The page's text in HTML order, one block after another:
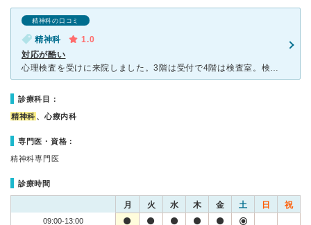
精神科の口コミ
精神科
1.0
対応が酷い
心理検査を受けに来院しました。3階は受付で4階は検査室。検査後の案内が一切ないので、4階で検査を受けた後に係の方に、どうしたら良いか尋ねると｢座ってお待ちください｣と言われ、待つこと1時間。 お
診療科目：
精神科 、心療内科
専門医・資格：
精神科専門医
診療時間
月 火 水 木 金 土 日 祝
09:00-13:00